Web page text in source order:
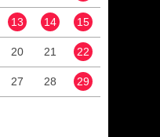
13 14 15
20 21 22
27 28 29